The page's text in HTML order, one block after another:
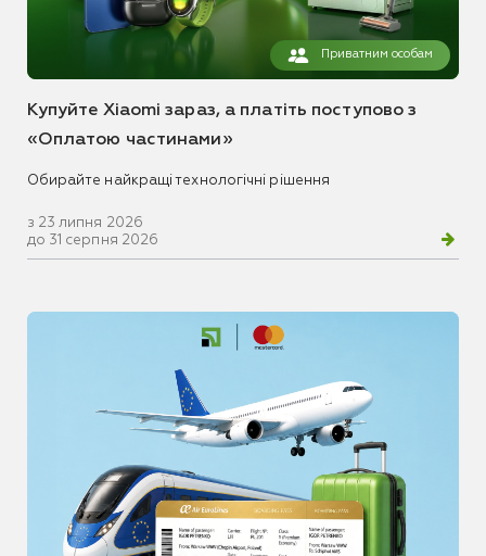
Приватним особам
Купуйте Xiaomi зараз, а платіть поступово з
«Оплатою частинами»
Обирайте найкращі технологічні рішення
з 23 липня 2026
до 31 серпня 2026